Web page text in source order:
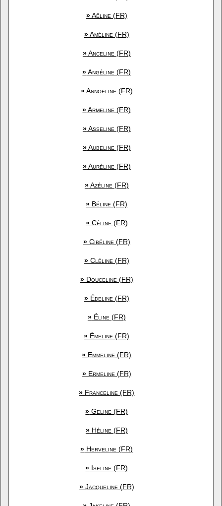
»Aëline (FR)
»Améline (FR)
»Anceline (FR)
»Angéline (FR)
»Annoëline (FR)
»Armeline (FR)
»Asseline (FR)
»Aubeline (FR)
»Auréline (FR)
»Azéline (FR)
» Béline (FR)
»Céline (FR)
»Cibéline (FR)
»Cléline (FR)
»Douceline (FR)
»Édeline (FR)
»Éline (FR)
» Émeline (FR)
» Emmeline (FR)
»Ermeline (FR)
» Franceline (FR)
» Geline (FR)
»Héline (FR)
» Herveline (FR)
» Iseline (FR)
»Jacqueline (FR)